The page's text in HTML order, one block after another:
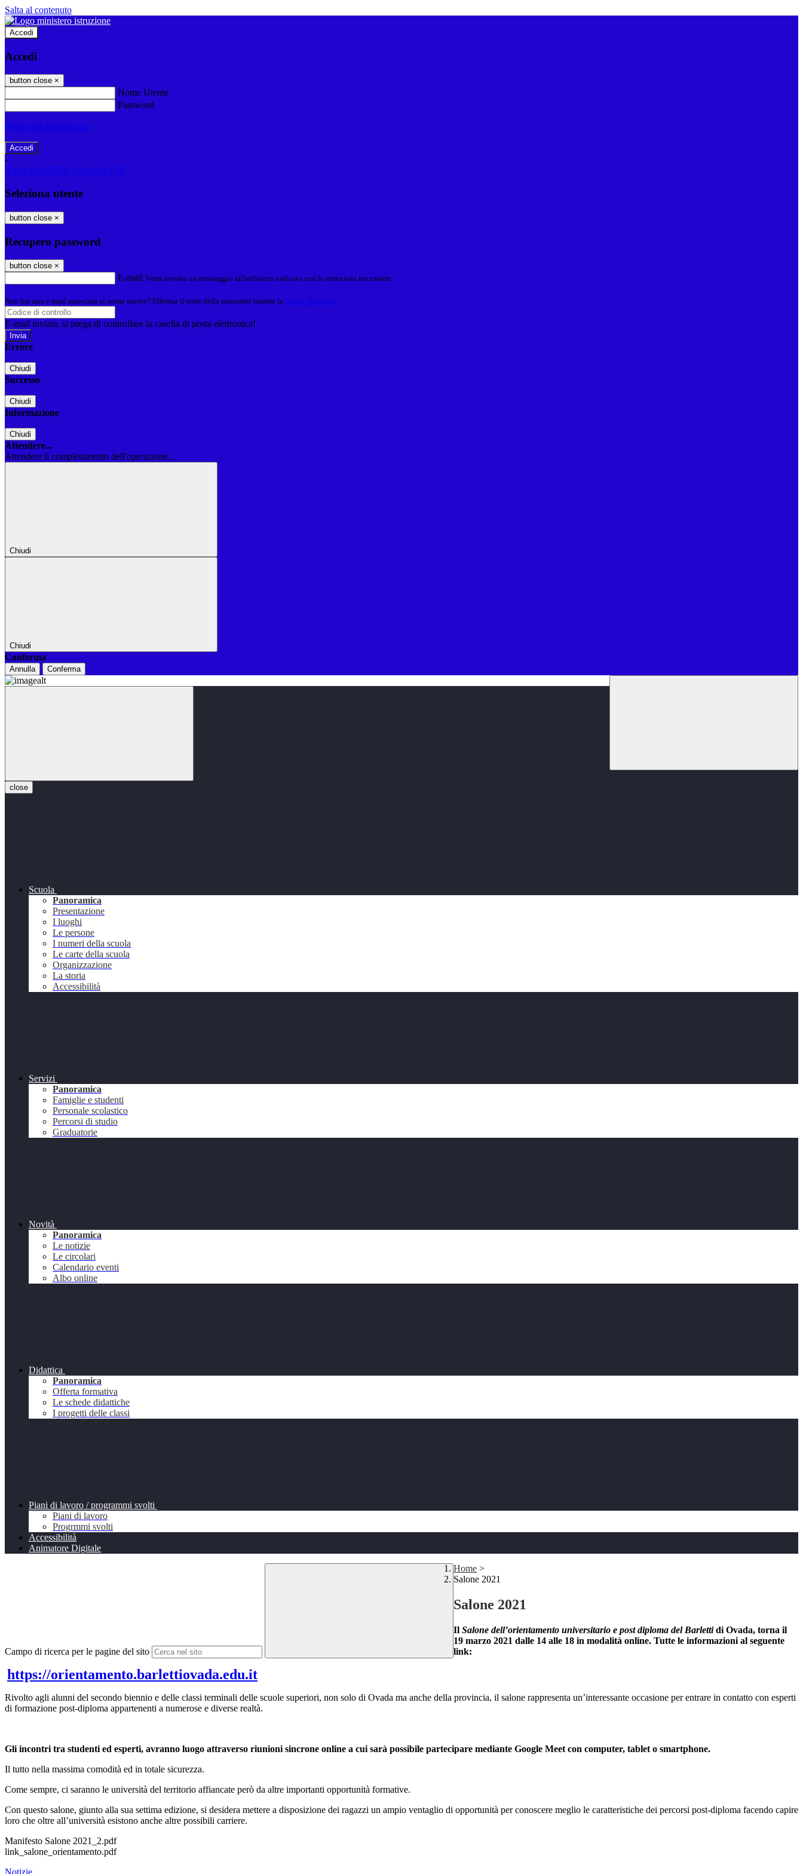
Salta al contenuto
Accedi
Accedi
button close ×
Nome Utente
Password
Password dimenticata?
-
Entra con SPID
Entra con CIE
Seleziona utente
button close ×
Recupero password
button close ×
E-mail Verrà inviato un messaggio all'indirizzo indicato con le istruzioni necessarie.
Non hai una e-mail associata al nome utente? Effettua il reset della password tramite la Login Spaggiari
E-mail inviata, si prega di controllare la casella di posta elettronica!
Errore
Chiudi
Successo
Chiudi
Informazione
Chiudi
Attendere...
Attendere il completamento dell'operazione...
Chiudi
Chiudi
Conferma
Annulla Conferma
close
Scuola
Panoramica
Presentazione
I luoghi
Le persone
I numeri della scuola
Le carte della scuola
Organizzazione
La storia
Accessibilità
Servizi
Panoramica
Famiglie e studenti
Personale scolastico
Percorsi di studio
Graduatorie
Novità
Panoramica
Le notizie
Le circolari
Calendario eventi
Albo online
Didattica
Panoramica
Offerta formativa
Le schede didattiche
I progetti delle classi
Piani di lavoro / programmi svolti
Piani di lavoro
Progrmmi svolti
Accessibilità
Animatore Digitale
Campo di ricerca per le pagine del sito
Home >
Salone 2021
Salone 2021
Il Salone dell’orientamento universitario e post diploma del Barlettidi Ovada, torna il
19 marzo 2021 dalle 14 alle 18 in modalità online. Tutte le informazioni al seguente
link:
https://orientamento.barlettiovada.edu.it
Rivolto agli alunni del secondo biennio e delle classi terminali delle scuole superiori, non solo di Ovada ma anche della provincia, il salone rappresenta un’interessante occasione per entrare in contatto con esperti
di formazione post-diploma appartenenti a numerose e diverse realtà.
Gli incontri tra studenti ed esperti, avranno luogo attraverso riunioni sincrone online a cui sarà possibile partecipare mediante Google Meet con computer, tablet o smartphone.
Il tutto nella massima comodità ed in totale sicurezza.
Come sempre, ci saranno le università del territorio affiancate però da altre importanti opportunità formative.
Con questo salone, giunto alla sua settima edizione, si desidera mettere a disposizione dei ragazzi un ampio ventaglio di opportunità per conoscere meglio le caratteristiche dei percorsi post-diploma facendo capire
loro che oltre all’università esistono anche altre possibili carriere.
Manifesto Salone 2021_2.pdf
link_salone_orientamento.pdf